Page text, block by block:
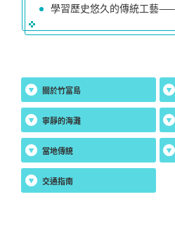
學習歷史悠久的傳統工藝——
關於竹富島
寧靜的海灘
當地傳統
交通指南